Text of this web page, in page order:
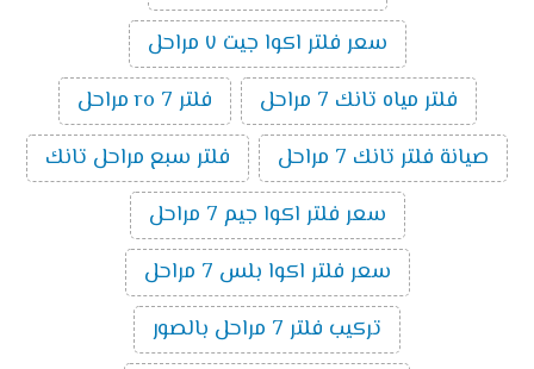
سعر فلتر اكوا جيت ٧ مراحل
فلتر مياه تانك 7 مراحل
فلتر ro 7 مراحل
صيانة فلتر تانك 7 مراحل
فلتر سبع مراحل تانك
سعر فلتر اكوا جيم 7 مراحل
سعر فلتر اكوا بلس 7 مراحل
تركيب فلتر 7 مراحل بالصور